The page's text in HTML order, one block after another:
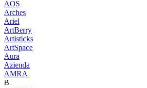
AOS
Arches
Ariel
ArtBerry
Artisticks
ArtSpace
Aura
Azienda
AМRA
B